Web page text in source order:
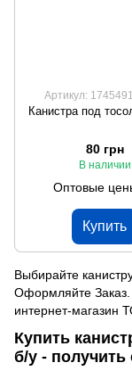
Артикул:
Канистра под
80 грн
В наличии
Оптовые
Купить
Выбирайте
Оформляйте Заказ.
интернет-магазин
Купить
б/у -